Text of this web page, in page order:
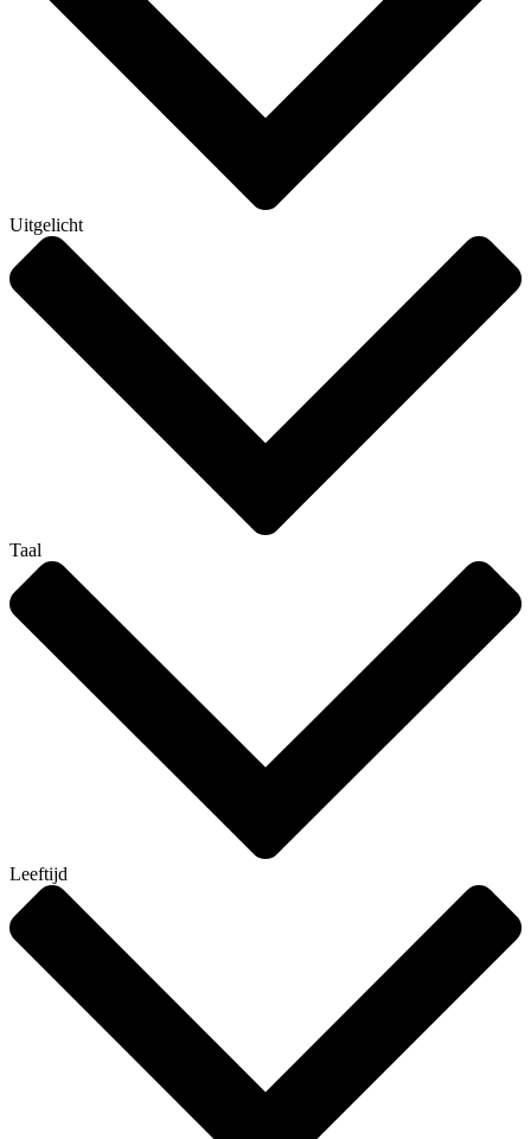
Uitgelicht
Taal
Leeftijd